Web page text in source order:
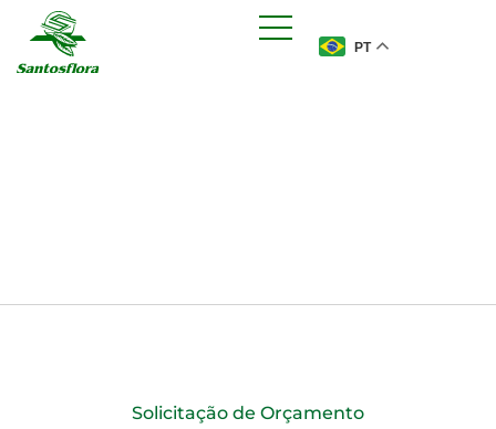
PT
Solicitação de Orçamento